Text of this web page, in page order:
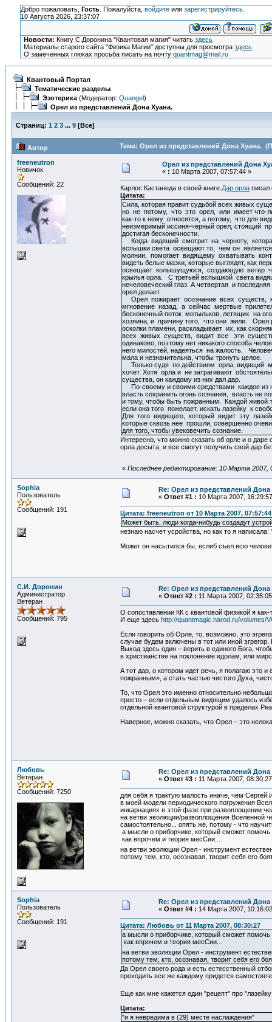
Добро пожаловать, Гость. Пожалуйста, войдитеили зарегистрируйтесь.
10 Августа 2026, 23:37:07
Новости: Книгу С.Доронина "Квантовая магия" читатьздесь
Материалы старого сайта "Физика Магии" доступны для просмотраздесь
О замеченных глюках просьба писать на почтуquantmag@mail.ru
Квантовый Портал
Тематические разделы
Эзотерика (Модератор: Quangel)
Орел из представлений Дона Хуана.
Страниц: 1 2 3 ... 9 [Все]
Автор Тема: Орел из представлений Дона Хуана.
freeneutron
Новичок
Сообщений: 22
Орел из представлений Дона
« : 10 Марта 2007, 07:57:44 »
Карлос Кастанеда в своей книге Дар орла писал
Цитата:
Сила, которая правит судьбой всех живых
но не потому, что это орел, или имеет что-
как-то к нему относится, а потому, что для
неизмеримый иссиня-черный орел, стоящий
достигая бесконечности.
Когда видящий смотрит на черноту,
вспышки света освещают то, чем он
молнии, помогает видящему охватывать
видеть белые мазки, которые выглядят, как
освещает колышущуюся, создающую ветер
крылья орла. С третьей вспышкой света
нечеловеческий глаз. А четвертая и
орел делает.
Орел пожирает осознание всех существ,
мгновение назад, а сейчас мертвые
бесконечный поток мотыльков, летящих на
хозяина, и причину того, что они жили. Орел
осколки пламени, раскладывает их, как
всех живых существ, видит все эти
одинаково, поэтому нет никакого способа
него милостей, надеяться на жалость.
мала и незначительна, чтобы тронуть целое.
Только судя по действиям орла, видящий
хочет. Хотя орла и не затрагивают
существа, он каждому из них дал дар.
По-своему и своими средствами каждое из
власть сохранить огонь сознания, власть не
и тому, чтобы быть пожранным. Каждой живой
если она того пожелает, искать лазейку к
Для того видящего, который видит эту
которые сквозь нее прошли, совершенно
для того, чтобы увековечить сознание.
Интересно, что можно сказать об орле и о
орла досыта, и все смогут получить свой дар
« Последнее редактирование: 10 Марта 2007,
Sophia
Пользователь
Сообщений: 191
Re: Орел из представлений Дона
« Ответ #1 : 10 Марта 2007,
Цитата: freeneutron от 10 Марта 2007, 07:57:44
Может быть, люди когда-нибудь создадут
незнаю насчет усройства, но как то я
Может он насытился бы, еслиб съел всю
С.И. Доронин
Администратор
Ветеран
Сообщений: 795
Re: Орел из представлений Дона
« Ответ #2 : 11 Марта 2007,
О сопоставлении КК с квантовой физикой я как-
И еще здесь http://quantmagic.narod.ru/volumes/
Если говорить об Орле, то, возможно, это
случае будем включены в тот или иной
Выход здесь один – верить в единого Бога,
в христианстве на поклонение идолам, или
А тот дар, о котором идет речь, я полагаю это
пожранным», а стать частью чистого Духа,
То, что Орел это именно относительно
просто – если отдельным видящим удалось
отдельной квантовой структурой в пределах
Наверное, можно сказать, что Орел – это
Любовь
Ветеран
Сообщений: 7250
Re: Орел из представлений Дона
« Ответ #3 : 11 Марта 2007,
для себя я трактую малость иначе, чем Сергей
в моей модели периодического погружения
инкарнациях в этой фазе при развоплощении
на ветви эволюции/развоплощения Вселенной
самостоятельно... опять же, потому - что
а мысли о приборчике, который сможет
как впрочем и теория месСии...
на ветви эволюции Орел - инструмент
потому тем, кто, осознавая, творит себя его
Sophia
Пользователь
Сообщений: 191
Re: Орел из представлений Дона
« Ответ #4 : 14 Марта 2007,
Цитата: Любовь от 11 Марта 2007, 08:30:27
а мысли о приборчике, который сможет
как впрочем и теория месСии...
на ветви эволюции Орел - инструмент
потому тем, кто, осознавая, творит себя его
Да Орел своего рода и есть естесственный
проходить все же каждому придется
Еще как мне кажется один "рецепт" про
Цитата:
"и я невредима в (29) месте наслаждения"